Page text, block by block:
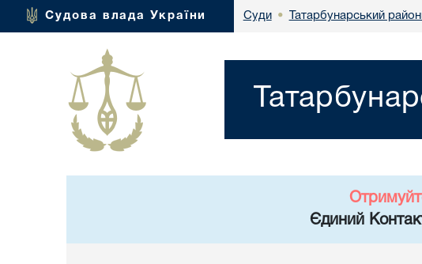
Судова влада України Суди • Татарбунарський
Єдиний